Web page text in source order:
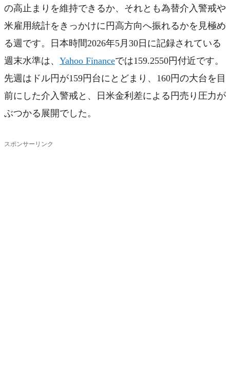
の高止まりを維持できるか、それとも為替介入警戒や
米雇用統計をきっかけに円高方向へ振れるかを見極め
る週です。日本時間2026年5月30日に記録されている
週末水準は、 Yahoo Financeでは159.2550円付近です。
先週はドル円が159円台にとどまり、160円の大台を目
前にした介入警戒と、日米金利差による円売り圧力が
ぶつかる展開でした。
スポンサーリンク